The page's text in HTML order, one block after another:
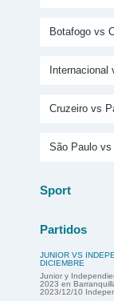
Botafogo vs
Internacional
Cruzeiro vs
São Paulo
Sport
Partidos
JUNIOR VS
DICIEMBRE
Junior y
2023 en
2023/12/10